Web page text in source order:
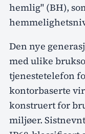
hemlig" (BH),
Den nye
med ulike
tjenestetelefon
kontorbaserte
konstruert for
miljøer.